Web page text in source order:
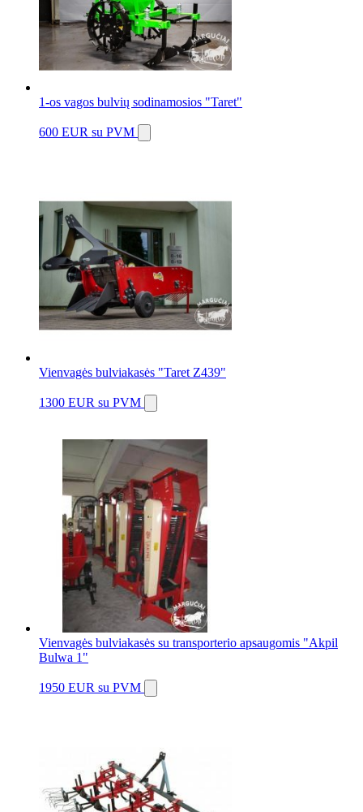
1-os vagos bulvių sodinamosios "Taret"
600 EUR su PVM
Vienvagės bulviakasės "Taret Z439"
1300 EUR su PVM
Vienvagės bulviakasės su transporterio apsaugomis "Akpil
Bulwa 1"
1950 EUR su PVM